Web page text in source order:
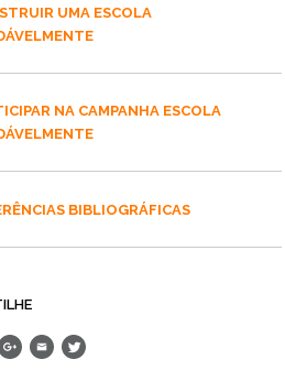
UMA ESCOLA
NA CAMPANHA ESCOLA
BIBLIOGRÁFICAS